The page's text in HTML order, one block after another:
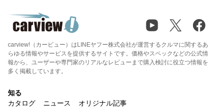
carview!（カービュー）はLINEヤフー株式会社が運営するクルマに関するあ
らゆる情報やサービスを提供するサイトです。価格やスペックなどの公式情
報から、ユーザーや専門家のリアルなレビューまで購入検討に役立つ情報を
多く掲載しています。
知る
カタログ
ニュース オリジナル記事